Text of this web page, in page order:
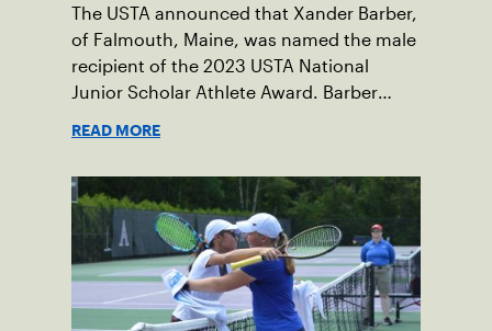
The USTA announced that Xander Barber,
of Falmouth, Maine, was named the male
recipient of the 2023 USTA National
Junior Scholar Athlete Award. Barber
His impact on the tennis court was felt
immediately as Barber led Falmouth to a
state championship and was named the
state’s Player of the Year.
READ MORE